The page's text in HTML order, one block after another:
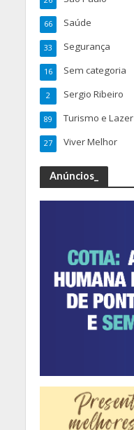
Saúde
66
Segurança
33
Sem categoria
16
Sergio Ribeiro
2
Turismo e Lazer
89
Viver Melhor
27
Anúncios_